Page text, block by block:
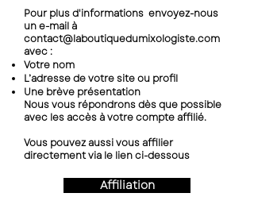
Pour plus d'informations envoyez-nous
un e-mail à
contact@laboutiquedumixologiste.com
avec :
Votre nom
L’adresse de votre site ou profil
Une brève présentation
Nous vous répondrons dès que possible
avec les accès à votre compte affilié.
Vous pouvez aussi vous affilier
directement via le lien ci-dessous
Affiliation